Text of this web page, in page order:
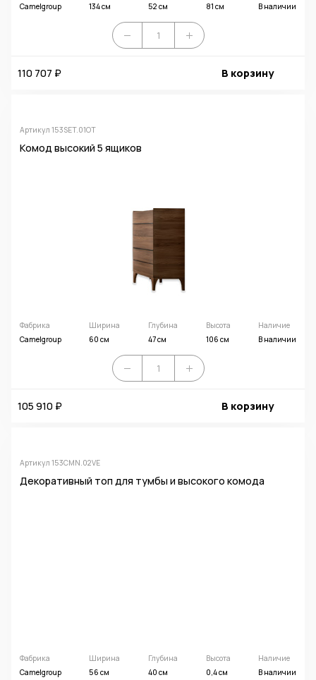
Camelgroup
134 см
52 см
81 см
В наличии
110 707 ₽ В корзину
Артикул 153SET.01OT
Комод высокий 5 ящиков
Фабрика
Camelgroup
Ширина
60 см
Глубина
47 см
Высота
106 см
Наличие
В наличии
105 910 ₽ В корзину
Артикул 153CMN.02VE
Декоративный топ для тумбы и высокого комода
Фабрика
Camelgroup
Ширина
56 см
Глубина
40 см
Высота
0,4 см
Наличие
В наличии